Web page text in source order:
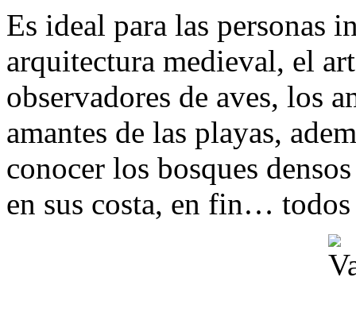
Es ideal para las personas
arquitectura medieval, el
observadores de aves, los
amantes de las playas,
conocer los bosques
en sus costa, en fin…